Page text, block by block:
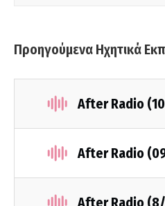
Προηγούμενα Ηχητικά
After Radio
After Radio
After Radio